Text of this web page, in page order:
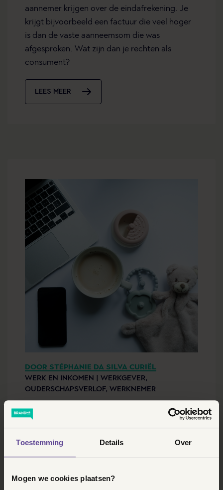
Toestemming Details Over
Mogen we cookies plaatsen?
aannemer krijgen over de eindafrekening. Je
krijgt bijvoorbeeld een factuur die veel hoger
is dan de vaste aanneemsom die was
afgesproken. Wat zijn dan je rechten als
consument?
LEES MEER
DOOR STÉPHANIE DA SILVA CURIËL
WERK EN INKOMEN |
WERKGEVER,
OUDERSCHAPSVERLOF, WERKNEMER
OUDERSCHAPSVERLOF
: HOERA OF
HOOFDPIJN?
werknemers die te maken hadden met